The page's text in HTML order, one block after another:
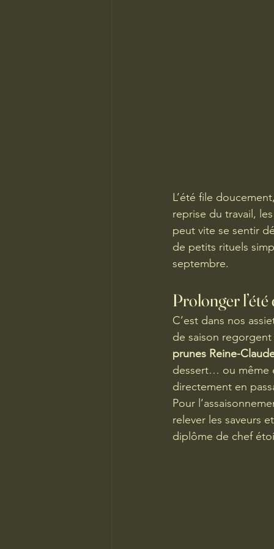
L’été file
reprise du travail,
peut vite se sentir
de petits rituels
septembre.
Prolonger
C’est dans nos
de saison
prunes Reine-
dessert… ou même
directement en
Pour
relever les saveurs
diplôme de chef